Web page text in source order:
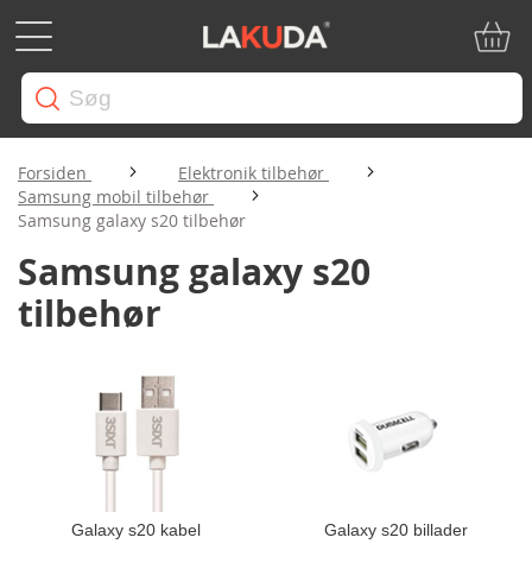
Forsiden
Elektronik tilbehør
Samsung mobil tilbehør
Samsung galaxy s20 tilbehør
Samsung galaxy s20
tilbehør
Galaxy s20 kabel Galaxy s20 billader